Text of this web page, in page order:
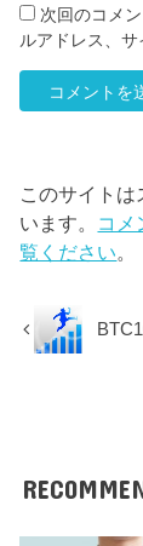
次回のコメ
ルアドレス、サ
このサイト
います。 コメ
覧ください